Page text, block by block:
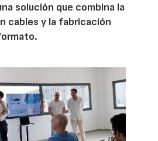
solución que combina la
cables y la fabricación